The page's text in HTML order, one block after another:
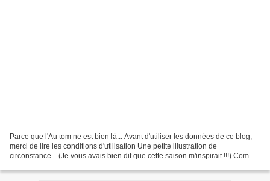
Parce que l'Au tom ne est bien là... Avant d'utiliser les données de ce blog,
merci de lire les conditions d'utilisation Une petite illustration de
circonstance... (Je vous avais bien dit que cette saison m'inspirait !!!) Comme